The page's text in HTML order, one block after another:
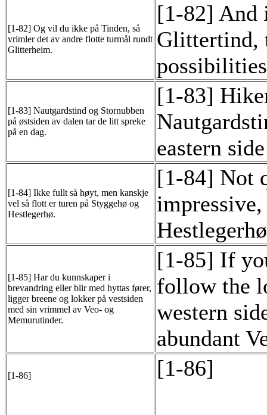
[1-82] Og vil du ikke på Tinden, så
vrimler det av andre flotte turmål rundt
Glitterheim.
[1-82] And
Glittertind,
[1-83] Nautgardstind og Stornubben
på østsiden av dalen tar de litt spreke
på en dag.
[1-83]
eastern
[1-84] Ikke fullt så høyt, men kanskje
vel så flott er turen på Styggehø og
Hestlegerhø.
[1-84] Not
[1-85] Har du kunnskaper i
brevandring eller blir med hyttas fører,
ligger breene og lokker på vestsiden
med sin vrimmel av Veo- og
Memurutinder.
[1-85] If
follow the
western
abundant
[1-86] [1-86]